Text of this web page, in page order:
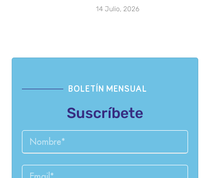
14 Julio, 2026
BOLETÍN MENSUAL
Suscríbete